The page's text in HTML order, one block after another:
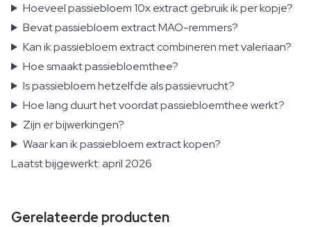
Hoeveel passiebloem 10x extract gebruik ik per kopje?
Bevat passiebloem extract MAO-remmers?
Kan ik passiebloem extract combineren met valeriaan?
Hoe smaakt passiebloemthee?
Is passiebloem hetzelfde als passievrucht?
Hoe lang duurt het voordat passiebloemthee werkt?
Zijn er bijwerkingen?
Waar kan ik passiebloem extract kopen?
Laatst bijgewerkt: april 2026
Gerelateerde producten